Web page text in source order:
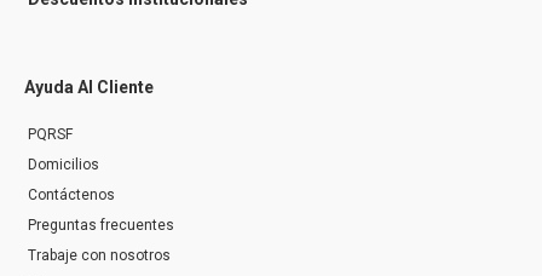
Ayuda Al Cliente
PQRSF
Domicilios
Contáctenos
Preguntas frecuentes
Trabaje con nosotros